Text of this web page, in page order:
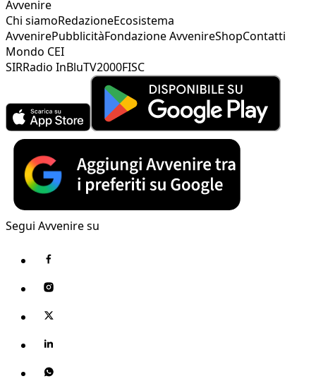
Avvenire
Chi siamoRedazioneEcosistema
AvvenirePubblicitàFondazione AvvenireShopContatti
Mondo CEI
SIRRadio InBluTV2000FISC
Segui Avvenire su